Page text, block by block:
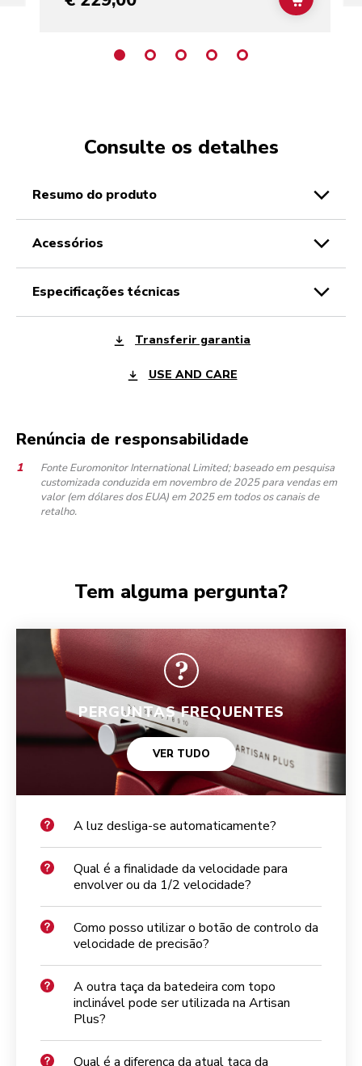
ADD TO
Consulte os detalhes
resumo do produto
acessórios
especificações técnicas
Transferir garantia
USE AND CARE
Renúncia de responsabilidade
Fonte Euromonitor International Limited; baseado em pesquisa
customizada conduzida em novembro de 2025 para vendas em
valor (em dólares dos EUA) em 2025 em todos os canais de
retalho.
Tem alguma pergunta?
PERGUNTAS FREQUENTES
VER TUDO
A luz desliga-se automaticamente?
Qual é a finalidade da velocidade para
envolver ou da 1/2 velocidade?
Como posso utilizar o botão de controlo da
velocidade de precisão?
A outra taça da batedeira com topo
inclinável pode ser utilizada na Artisan
Plus?
Qual é a diferença da atual taça da